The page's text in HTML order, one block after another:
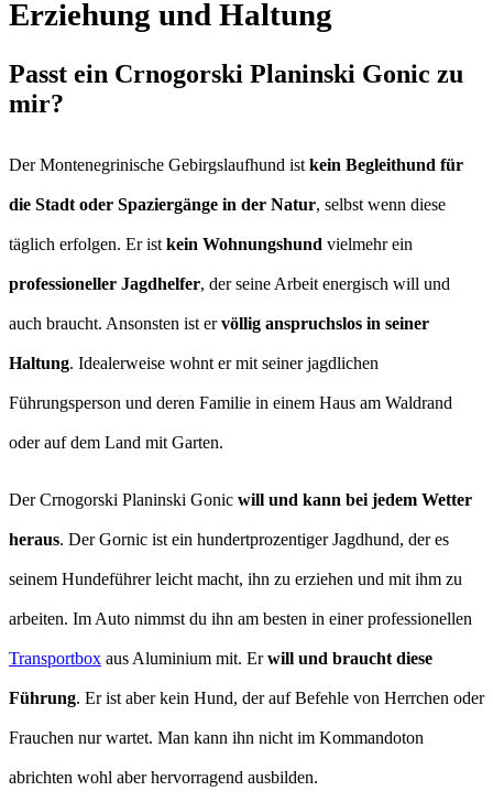
Erziehung und Haltung
Passt ein Crnogorski Planinski Gonic zu
mir?
Der Montenegrinische Gebirgslaufhund ist kein Begleithund für
die Stadt oder Spaziergänge in der Natur, selbst wenn diese
täglich erfolgen. Er ist kein Wohnungshund vielmehr ein
professioneller Jagdhelfer, der seine Arbeit energisch will und
auch braucht. Ansonsten ist ervöllig anspruchslos in seiner
Haltung. Idealerweise wohnt er mit seiner jagdlichen
Führungsperson und deren Familie in einem Haus am Waldrand
oder auf dem Land mit Garten.
Der Crnogorski Planinski Gonic will und kann bei jedem Wetter
heraus. Der Gornic ist ein hundertprozentiger Jagdhund, der es
seinem Hundeführer leicht macht, ihn zu erziehen und mit ihm zu
arbeiten. Im Auto nimmst du ihn am besten in einer professionellen
Transportbox aus Aluminium mit. Erwill und braucht diese
Führung. Er ist aber kein Hund, der auf Befehle von Herrchen oder
Frauchen nur wartet. Man kann ihn nicht im Kommandoton
abrichten wohl aber hervorragend ausbilden.